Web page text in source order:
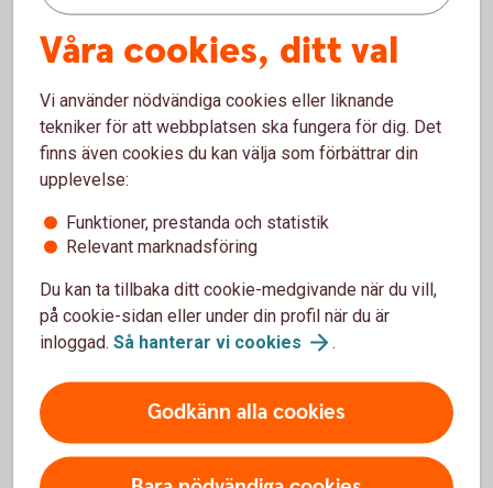
samma proportion som det partiella uttaget
Tillbaka
Paus i pågående
pensionsutbetalning
Du kan enkelt pausa din pensionsutbetalning och
även förkorta, förlänga eller ta bort en pågående
paus.
Pausa din
Våra cookies, ditt val
Vi använder nödvändiga cookies eller liknande
tekniker för att webbplatsen ska fungera för dig. Det
finns även cookies du kan välja som förbättrar din
upplevelse:
Funktioner, prestanda och statistik
Relevant marknadsföring
Du kan ta tillbaka ditt cookie-medgivande när du vill,
på cookie-sidan eller under din profil när du är
inloggad. Så hanterar vi cookies .
Godkänn alla cookies